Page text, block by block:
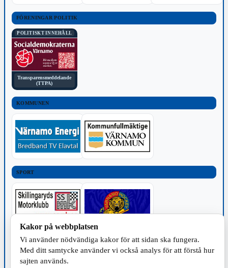
FÖRENINGAR POLITIK
POLITISKT INNEHÅLL
Transparensmeddelande
(TTPA)
KOMMUNEN
SPORT
TILLVERKNING
Kakor på webbplatsen
Vi använder nödvändiga kakor för att sidan ska fungera.
Med ditt samtycke använder vi också analys för att förstå hur
sajten används.